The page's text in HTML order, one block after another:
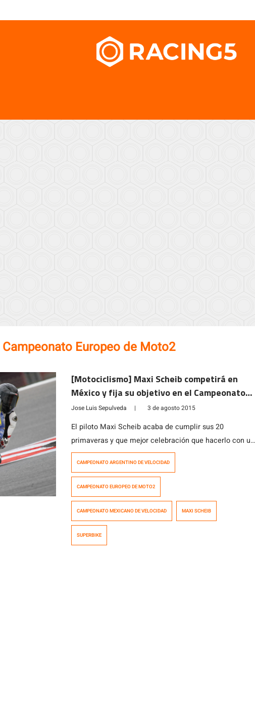
Campeonato Europeo de Moto2
[Motociclismo] Maxi Scheib competirá en
México y fija su objetivo en el Campeonato
Mundial de Superbike en 2016
Jose Luis Sepulveda | 3 de agosto 2015
El piloto Maxi Scheib acaba de cumplir sus 20
primaveras y que mejor celebración que hacerlo con un
contrato que lo llevará como piloto oficial, y apoyo de
cuatro fechas de la temporada. El debut lo realizará el
próximo 15 […]
CAMPEONATO ARGENTINO DE VELOCIDAD
CAMPEONATO EUROPEO DE MOTO2
CAMPEONATO MEXICANO DE VELOCIDAD MAXI SCHEIB
SUPERBIKE